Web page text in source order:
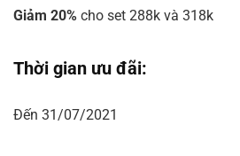
Giảm 20% cho set 288k và 318k
Thời gian ưu đãi:
Đến 31/07/2021